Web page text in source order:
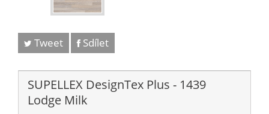
Tweet Sdílet
SUPELLEX DesignTex Plus - 1439
Lodge Milk